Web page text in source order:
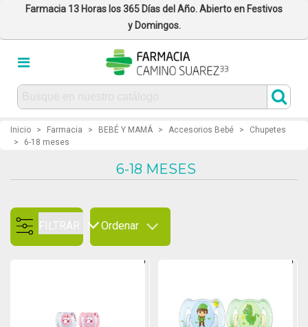
Farmacia 13 Horas los 365 Días del Año. Abierto en Festivos
y Domingos.
Inicio > Farmacia > BEBÉ Y MAMÁ > Accesorios Bebé >
Chupetes
>
6-18 meses
6-18 MESES
FILTRAR Ordenar